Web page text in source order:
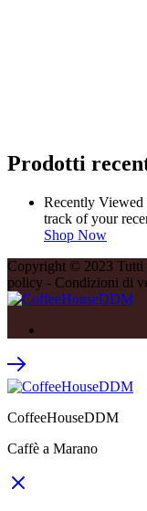
Prodotti
Recently Viewed
track of your
Shop Now
Copyright © 2023
policy - Condizioni di
CoffeeHouseDDM
Caffè a Marano